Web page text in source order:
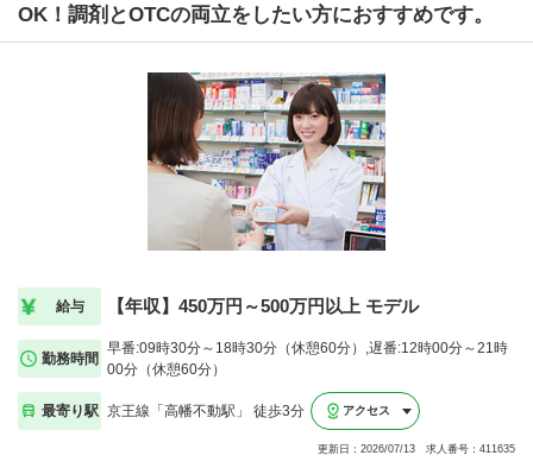
OK！調剤とOTCの両立をしたい方におすすめです。
給与 【年収】450万円～500万円以上 モデル
勤務時間
早番:09時30分～18時30分（休憩60分）,遅番:12時00分～21時
00分（休憩60分）
最寄り駅 京王線「高幡不動駅」 徒歩3分 アクセス
更新日：2026/07/13 求人番号：411635